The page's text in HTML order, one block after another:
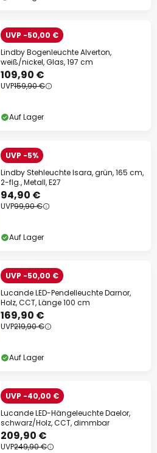
UVP -50,00 €
Lindby Bogenleuchte Alverton,
weiß/nickel, Glas, 197 cm
109,90 €
UVP159,90 €
Auf Lager
UVP -5%
Lindby Stehleuchte Isara, grün, 165 cm,
2-flg., Metall, E27
94,90 €
UVP99,90 €
Auf Lager
UVP -50,00 €
Lucande LED-Pendelleuchte Darnor,
Holz, CCT, Länge 100 cm
169,90 €
UVP219,90 €
Auf Lager
UVP -40,00 €
Lucande LED-Hängeleuchte Daelor,
schwarz/Holz, CCT, dimmbar
209,90 €
UVP249,90 €